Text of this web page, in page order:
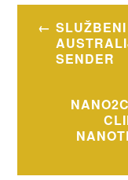
Navigacija
objava
SENDER